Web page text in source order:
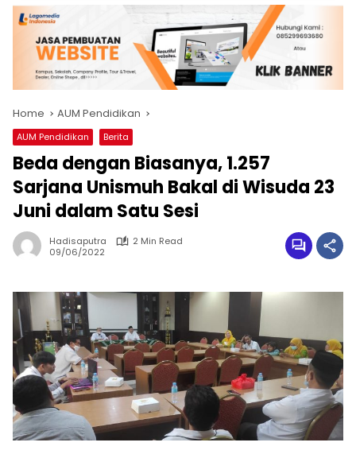
Home AUM Pendidikan
AUM Pendidikan Berita
Beda dengan Biasanya, 1.257
Sarjana Unismuh Bakal di Wisuda 23
Juni dalam Satu Sesi
Hadisaputra
2 Min Read
09/06/2022